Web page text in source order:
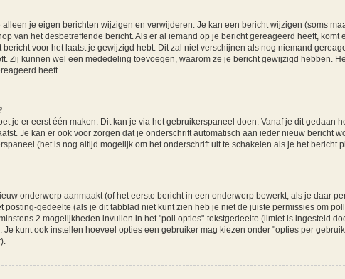
je eigen berichten wijzigen en verwijderen. Je kan een bericht wijzigen (soms
van het desbetreffende bericht. Als er al iemand op je bericht gereageerd heeft, komt
voor het laatst je gewijzigd hebt. Dit zal niet verschijnen als nog niemand
Zij kunnen wel een mededeling toevoegen, waarom ze je bericht gewijzigd hebben.
heeft.
je er eerst één maken. Dit kan je via het gebruikerspaneel doen. Vanaf je dit gedaan
Je kan er ook voor zorgen dat je onderschrift automatisch aan ieder nieuw bericht
(het is nog altijd mogelijk om het onderschrift uit te schakelen als je het bericht
onderwerp aanmaakt (of het eerste bericht in een onderwerp bewerkt, als je daar
gedeelte (als je dit tabblad niet kunt zien heb je niet de juiste permissies om
2 mogelijkheden invullen in het "poll opties"-tekstgedeelte (limiet is ingesteld
kunt ook instellen hoeveel opties een gebruiker mag kiezen onder "opties per